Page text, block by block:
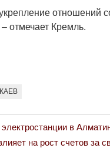
отношений
– отмечает Кремль.
в
на рост счетов за